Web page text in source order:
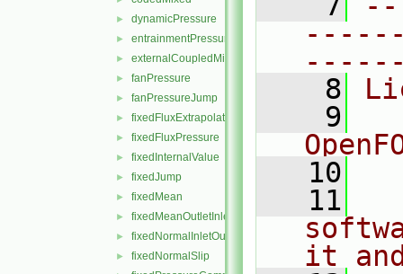
► dynamicPressure
► entrainmentPressure
► externalCoupledMixed
► fanPressure
► fanPressureJump
► fixedFluxExtrapolatedPressure
► fixedFluxPressure
► fixedInternalValue
► fixedJump
► fixedMean
► fixedMeanOutletInlet
► fixedNormalInletOutletVelocity
► fixedNormalSlip
    8
    9
   10
   11
it